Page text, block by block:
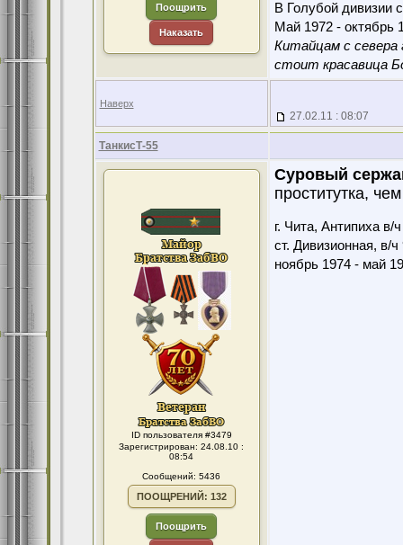
Поощрить
Наказать
В Голубой дивизии
Май 1972 - октябрь
Китайцам с севера
стоит красавица
Наверх
27.02.11 : 08:07
ТанкисТ-55
ID пользователя #3479
Зарегистрирован: 24.08.10 :
08:54
Сообщений: 5436
ПООЩРЕНИЙ: 132
Поощрить
Суровый
проститутка,
г. Чита, Антипиха в/
ст. Дивизионная, в/ч
ноябрь 1974 - май